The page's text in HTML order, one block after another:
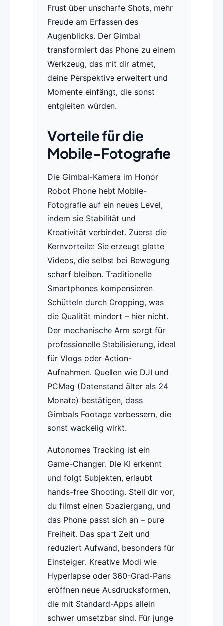
Frust über unscharfe Shots, mehr
Freude am Erfassen des
Augenblicks. Der Gimbal
transformiert das Phone zu einem
Werkzeug, das mit dir atmet,
deine Perspektive erweitert und
Momente einfängt, die sonst
entgleiten würden.
Vorteile für die
Mobile-Fotografie
Die Gimbal-Kamera im Honor
Robot Phone hebt Mobile-
Fotografie auf ein neues Level,
indem sie Stabilität und
Kreativität verbindet. Zuerst die
Kernvorteile: Sie erzeugt glatte
Videos, die selbst bei Bewegung
scharf bleiben. Traditionelle
Smartphones kompensieren
Schütteln durch Cropping, was
die Qualität mindert – hier nicht.
Der mechanische Arm sorgt für
professionelle Stabilisierung, ideal
für Vlogs oder Action-
Aufnahmen. Quellen wie DJI und
PCMag (Datenstand älter als 24
Monate) bestätigen, dass
Gimbals Footage verbessern, die
sonst wackelig wirkt.
Autonomes Tracking ist ein
Game-Changer. Die KI erkennt
und folgt Subjekten, erlaubt
hands-free Shooting. Stell dir vor,
du filmst einen Spaziergang, und
das Phone passt sich an – pure
Freiheit. Das spart Zeit und
reduziert Aufwand, besonders für
Einsteiger. Kreative Modi wie
Hyperlapse oder 360-Grad-Pans
eröffnen neue Ausdrucksformen,
die mit Standard-Apps allein
schwer umsetzbar sind. Für junge